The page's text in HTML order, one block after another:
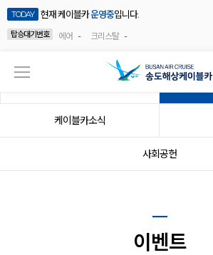
TODAY 현재 케이블카운영중입니다.
탑승대기번호
에어 - 크리스탈 -
케이블카소식
사회공헌
이벤트